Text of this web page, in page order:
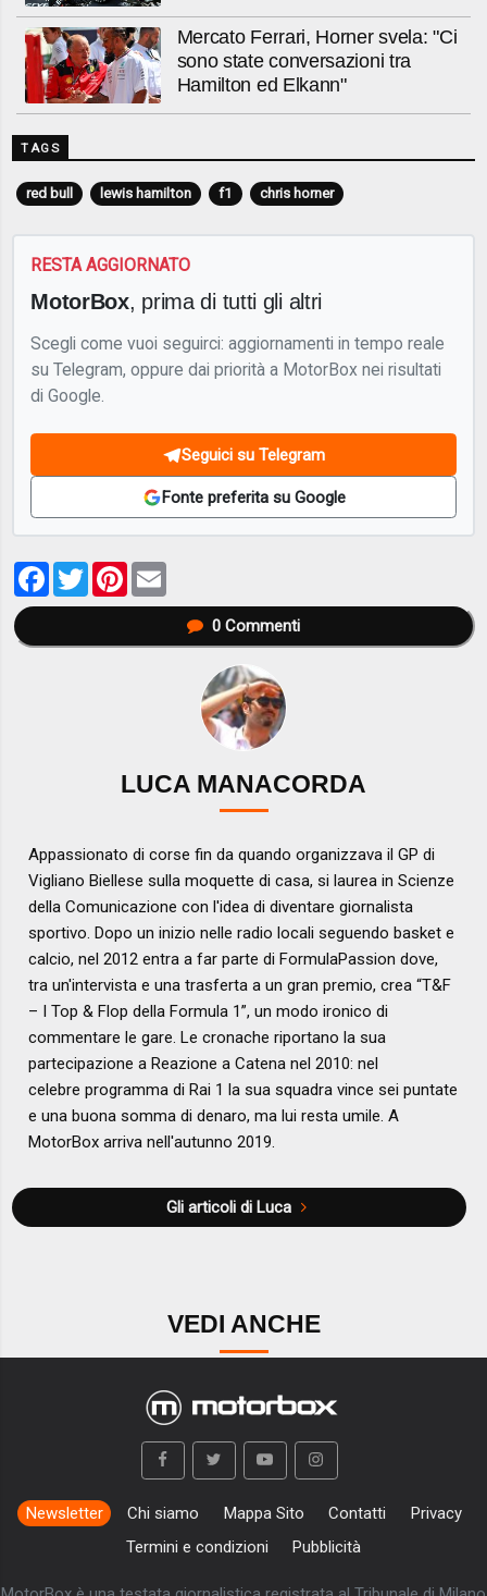
Mercato Ferrari, Horner svela: "Ci
sono state conversazioni tra
Hamilton ed Elkann"
TAGS
red bull lewis hamilton f1 chris horner
RESTA AGGIORNATO
MotorBox, prima di tutti gli altri
Scegli come vuoi seguirci: aggiornamenti in tempo reale
su Telegram, oppure dai priorità a MotorBox nei risultati
di Google.
Seguici su Telegram
Fonte preferita su Google
Facebook
TwitterPinterest
0Commenti
LUCA MANACORDA
Appassionato di corse fin da quando organizzava il GP di
Vigliano Biellese sulla moquette di casa, si laurea in Scienze
della Comunicazione con l'idea di diventare giornalista
sportivo. Dopo un inizio nelle radio locali seguendo basket e
calcio, nel 2012 entra a far parte di FormulaPassion dove,
tra un'intervista e una trasferta a un gran premio, crea “T&F
– I Top & Flop della Formula 1”, un modo ironico di
commentare le gare. Le cronache riportano la sua
partecipazione a Reazione a Catena nel 2010: nel
celebre programma di Rai 1 la sua squadra vince sei puntate
e una buona somma di denaro, ma lui resta umile. A
MotorBox arriva nell'autunno 2019.
Gli articoli di Luca
VEDI ANCHE
Newsletter Chi siamo Mappa Sito Contatti
Privacy
Termini e condizioni
Pubblicità